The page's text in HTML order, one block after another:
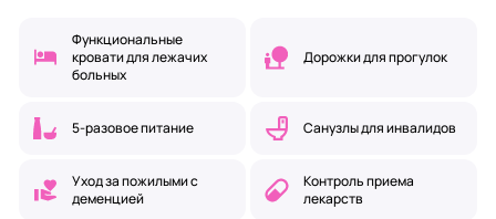
Функциональные
кровати для лежачих
больных
Дорожки для прогулок
5-разовое питание Санузлы для инвалидов
Уход за пожилыми с
деменцией
Контроль приема
лекарств